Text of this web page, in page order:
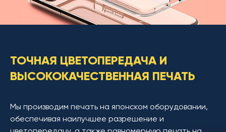
ТОЧНАЯ ЦВЕТОПЕРЕДАЧА И
ВЫСОКОКАЧЕСТВЕННАЯ ПЕЧАТЬ
Мы производим печать на японском оборудовании,
обеспечивая наилучшее разрешение и